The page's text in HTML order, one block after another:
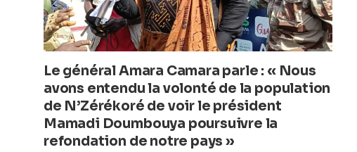
Le général Amara Camara parle : « Nous
avons entendu la volonté de la population
de N’Zérékoré de voir le président
Mamadi Doumbouya poursuivre la
refondation de notre pays »